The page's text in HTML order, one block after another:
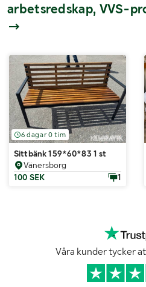
arbetsredskap, VVS-
6 dagar 0 tim
Sittbänk 159*60*83 1 st
Vänersborg
100 SEK
1
Våra kunder tycker